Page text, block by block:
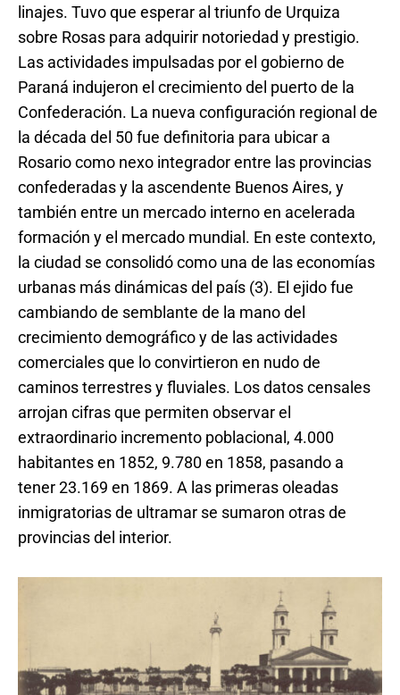
linajes. Tuvo que esperar al triunfo de Urquiza
sobre Rosas para adquirir notoriedad y prestigio.
Las actividades impulsadas por el gobierno de
Paraná indujeron el crecimiento del puerto de la
Confederación. La nueva configuración regional de
la década del 50 fue definitoria para ubicar a
Rosario como nexo integrador entre las provincias
confederadas y la ascendente Buenos Aires, y
también entre un mercado interno en acelerada
formación y el mercado mundial. En este contexto,
la ciudad se consolidó como una de las economías
urbanas más dinámicas del país (3). El ejido fue
cambiando de semblante de la mano del
crecimiento demográfico y de las actividades
comerciales que lo convirtieron en nudo de
caminos terrestres y fluviales. Los datos censales
arrojan cifras que permiten observar el
extraordinario incremento poblacional, 4.000
habitantes en 1852, 9.780 en 1858, pasando a
tener 23.169 en 1869. A las primeras oleadas
inmigratorias de ultramar se sumaron otras de
provincias del interior.